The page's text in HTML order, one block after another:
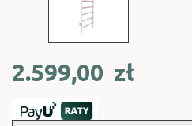
2.599,00 zł